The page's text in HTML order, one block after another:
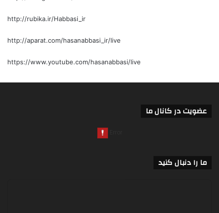
http://rubika.ir/Habbasi_ir
http://aparat.com/hasanabbasi_ir/live
https://www.youtube.com/hasanabbasi/live
عضویت در کانال ما
ما را دنبال کنید